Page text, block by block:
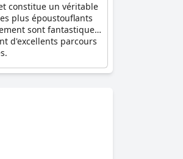
constitue un véritable
plus époustouflants
sont fantastiques.
d'excellents parcours